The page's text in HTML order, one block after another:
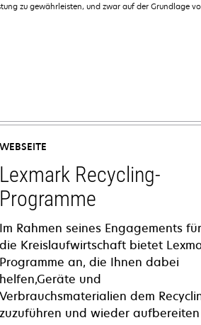
zu gewährleisten, und zwar auf der Grundlage
WEBSEITE
Lexmark Recycling-
Programme
Im Rahmen seines Engagements für
die Kreislaufwirtschaft bietet
Programme an, die Ihnen dabei
helfen,Geräte und
Verbrauchsmaterialien dem
zuzuführen und wieder aufbereiten